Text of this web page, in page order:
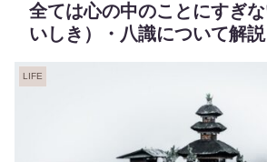
全ては心の中のことにすぎ
いしき）・八識について解説
LIFE